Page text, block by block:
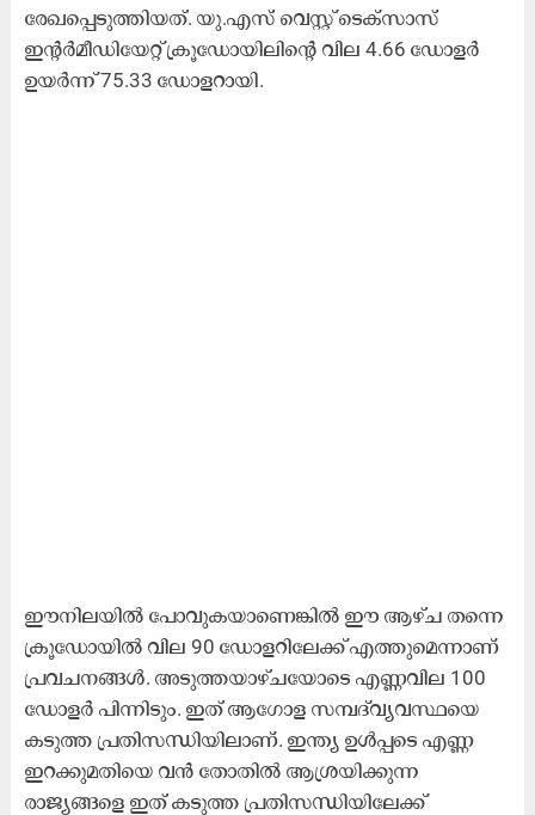
രേഖപ്പെടുത്തിയത്. യു.എസ് വെസ്റ്റ് ടെക്സാസ്
ഇന്റർമീഡിയേറ്റ് ക്രൂഡോയിലിന്റെ വില 4.66 ഡോളർ
ഉയർന്ന് 75.33 ഡോളറായി.
ഈനിലയിൽ പോവുകയാണെങ്കിൽ ഈ ആഴ്ച തന്നെ
ക്രൂഡോയിൽ വില 90 ഡോളറിലേക്ക് എത്തുമെന്നാണ്
പ്രവചനങ്ങൾ. അടുത്തയാഴ്ചയോടെ എണ്ണവില 100
ഡോളർ പിന്നിടും. ഇത് ആഗോള സമ്പദ്‍വ്യവസ്ഥയെ
കടുത്ത പ്രതിസന്ധിയിലാണ്. ഇന്ത്യ ഉൾപ്പടെ എണ്ണ
ഇറക്കുമതിയെ വൻ തോതിൽ ആശ്രയിക്കുന്ന
രാജ്യങ്ങളെ ഇത് കടുത്ത പ്രതിസന്ധിയിലേക്ക്